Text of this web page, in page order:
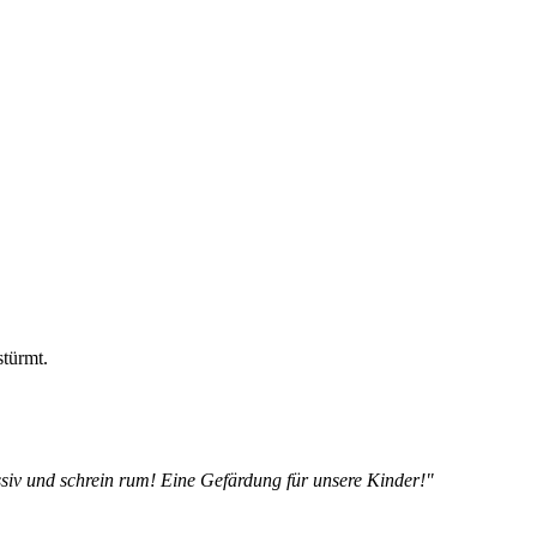
und schrein rum! Eine Gefärdung für unsere Kinder!"